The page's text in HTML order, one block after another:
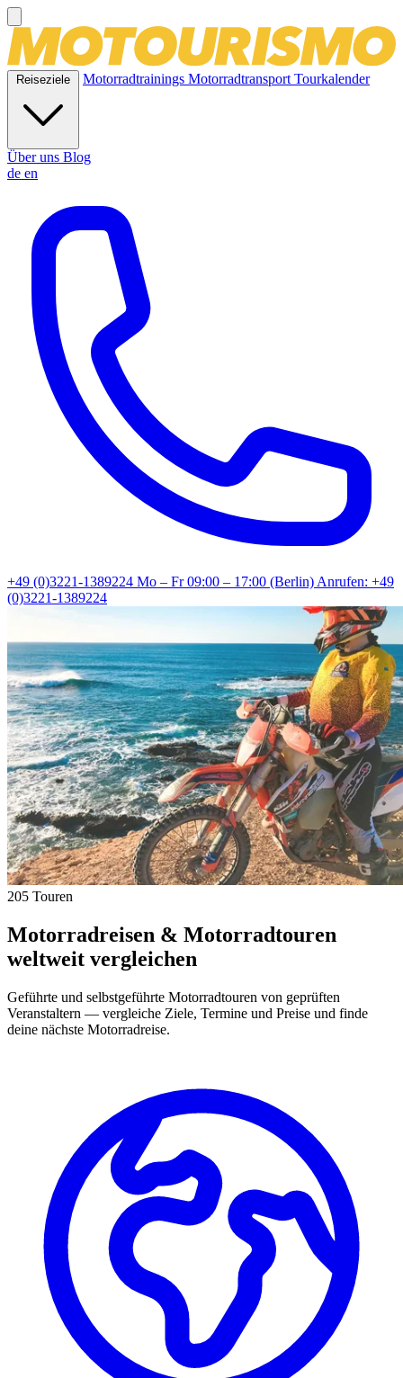
Reiseziele Motorradtrainings MotorradtransportTourkalender
Über uns Blog
de en
+49 (0)3221-1389224 Mo – Fr 09:00 – 17:00 (Berlin)Anrufen: +49
(0)3221-1389224
205 Touren
Motorradreisen & Motorradtouren
weltweit vergleichen
Geführte und selbstgeführte Motorradtouren von geprüften
Veranstaltern — vergleiche Ziele, Termine und Preise und finde
deine nächste Motorradreise.